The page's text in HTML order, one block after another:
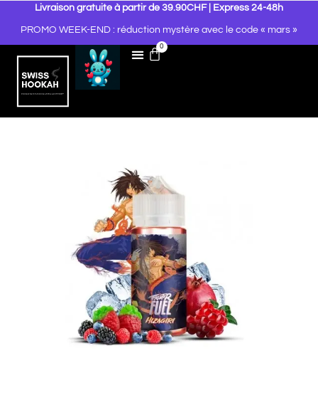
Livraison gratuite à partir de 39.90CHF | Express 24-48h
PROMO WEEK-END : réduction mystère avec le code « mars »
0